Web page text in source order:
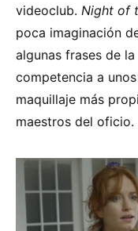
videoclub. Night of
poca imaginación
algunas frases de
competencia a
maquillaje más
maestros del oficio.